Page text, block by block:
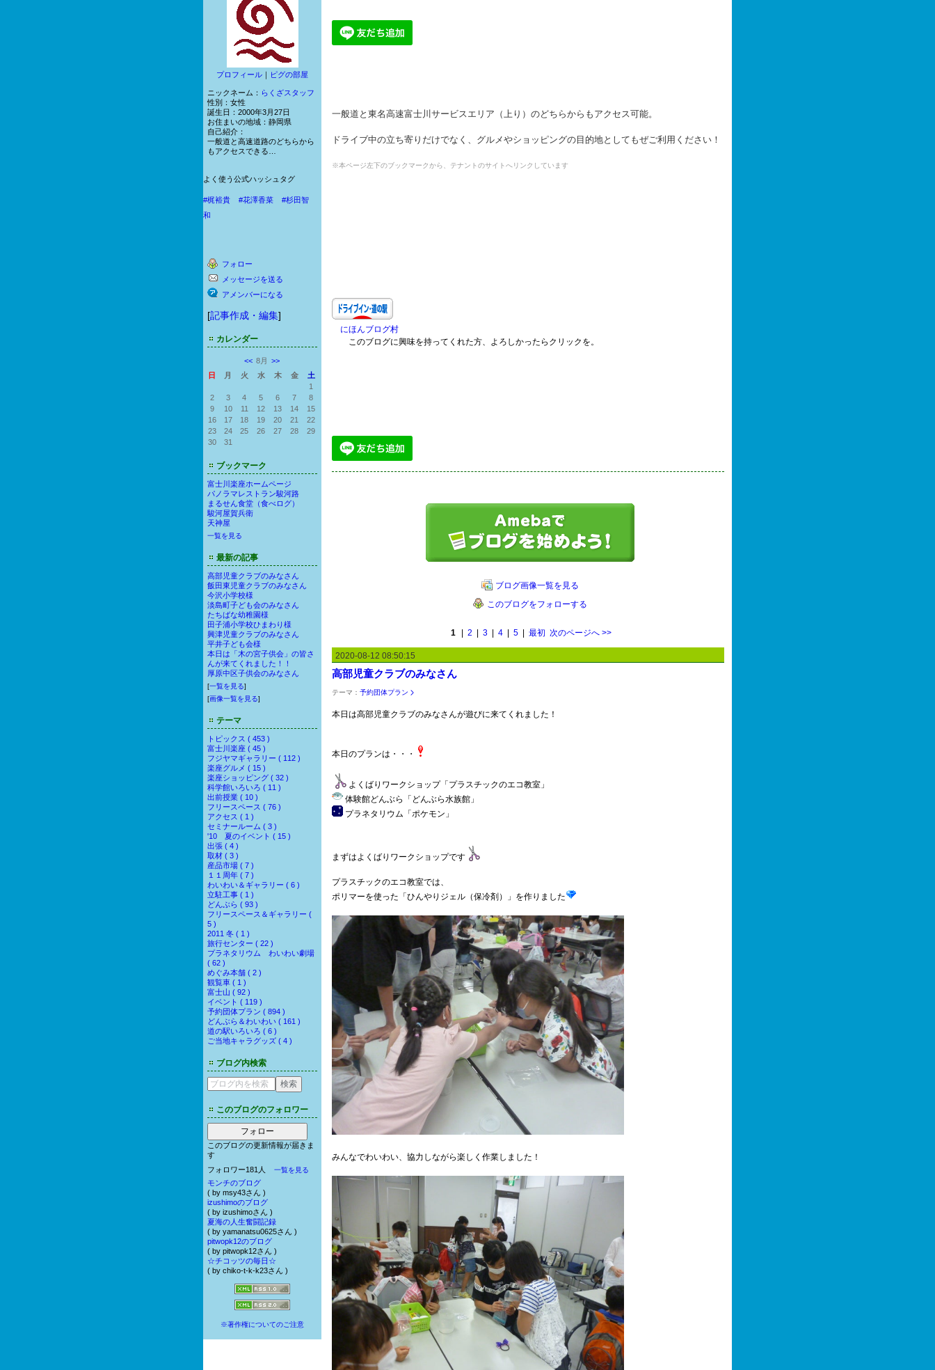
プロフィール ｜ ピグの部屋
ニックネーム： らくざスタッフ
性別： 女性
誕生日： 2000年3月27日
お住まいの地域： 静岡県
自己紹介：
一般道と高速道路のどちらから
もアクセスできる…
よく使う公式ハッシュタグ
#梶裕貴 #花澤香菜
#杉田智
和
フォロー
メッセージを送る
アメンバーになる
[記事作成・編集]
カレンダー
<< 8月 >>
日
月 火 水 木 金
土
1
2
3 4 5 6 7
8
9
10 11 12 13 14
15
16
17 18 19 20 21
22
23
24 25 26 27 28
29
30
31
ブックマーク
富士川楽座ホームページ
パノラマレストラン駿河路
まるせん食堂（食べログ）
駿河屋賀兵衛
天神屋
一覧を見る
最新の記事
高部児童クラブのみなさん
飯田東児童クラブのみなさん
今沢小学校様
淡島町子ども会のみなさん
たちばな幼稚園様
田子浦小学校ひまわり様
興津児童クラブのみなさん
平井子ども会様
本日は「木の宮子供会」の皆さ
んが来てくれました！！
厚原中区子供会のみなさん
[一覧を見る]
[画像一覧を見る]
テーマ
トピックス ( 453 )
富士川楽座 ( 45 )
フジヤマギャラリー ( 112 )
楽座グルメ ( 15 )
楽座ショッピング ( 32 )
科学館いろいろ ( 11 )
出前授業 ( 10 )
フリースペース ( 76 )
アクセス ( 1 )
セミナールーム ( 3 )
'10 夏のイベント ( 15 )
出張 ( 4 )
取材 ( 3 )
産品市場 ( 7 )
１１周年 ( 7 )
わいわい＆ギャラリー ( 6 )
立駐工事 ( 1 )
どんぶら ( 93 )
フリースペース＆ギャラリー (
5 )
2011 冬 ( 1 )
旅行センター ( 22 )
プラネタリウム わいわい劇場
( 62 )
めぐみ本舗 ( 2 )
観覧車 ( 1 )
富士山 ( 92 )
イベント ( 119 )
予約団体プラン ( 894 )
どんぶら＆わいわい ( 161 )
道の駅いろいろ ( 6 )
ご当地キャラグッズ ( 4 )
ブログ内検索
このブログのフォロワー
フォロー
このブログの更新情報が届きま
す
フォロワー181人
一覧を見る
モンチのブログ
( by msy43さん )
izushimoのブログ
( by izushimoさん )
夏海の人生奮闘記録
( by yamanatsu0625さん )
pitwopk12のブログ
( by pitwopk12さん )
☆チコッツの毎日☆
( by chiko-t-k-k23さん )
※著作権についてのご注意
一般道と東名高速富士川サービスエリア（上り）のどちらからもアクセス可能。
ドライブ中の立ち寄りだけでなく、グルメやショッピングの目的地としてもぜご利用ください！
※本ページ左下のブックマークから、テナントのサイトへリンクしています
にほんブログ村
このブログに興味を持ってくれた方、よろしかったらクリックを。
ブログ画像一覧を見る
このブログをフォローする
1 2 3 4 5 最初 次のページへ>>
2020-08-12 08:50:15
高部児童クラブのみなさん
テーマ： 予約団体プラン
本日は高部児童クラブのみなさんが遊びに来てくれました！
本日のプランは・・・
よくばりワークショップ「プラスチックのエコ教室」
体験館どんぶら「どんぶら水族館」
プラネタリウム「ポケモン」
まずはよくばりワークショップです
プラスチックのエコ教室では、
ポリマーを使った「ひんやりジェル（保冷剤）」を作りました
みんなでわいわい、協力しながら楽しく作業しました！